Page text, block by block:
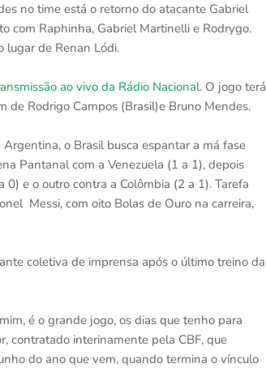
no time está o retorno do atacante Gabriel
com Raphinha, Gabriel Martinelli e Rodrygo.
lugar de Renan Lódi.
ao vivo da Rádio Nacional. O jogo terá
de Rodrigo Campos (Brasil)e Bruno Mendes.
o Brasil busca espantar a má fase
Pantanal com a Venezuela (1 a 1), depois
e o outro contra a Colômbia (2 a 1). Tarefa
Messi, com oito Bolas de Ouro na carreira,
coletiva de imprensa após o último treino da
é o grande jogo, os dias que tenho para
contratado interinamente pela CBF, que
do ano que vem, quando termina o vínculo